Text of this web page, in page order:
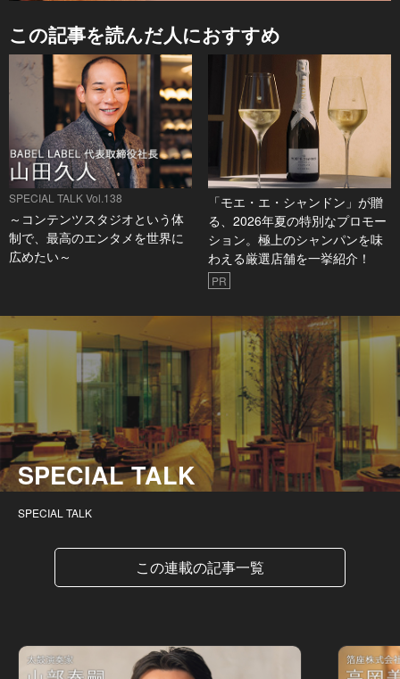
この記事を読んだ人におすすめ
SPECIAL TALK Vol.138
～コンテンツスタジオという体
制で、最高のエンタメを世界に
広めたい～
「モエ・エ・シャンドン」が贈
る、2026年夏の特別なプロモー
ション。極上のシャンパンを味
わえる厳選店舗を一挙紹介！
PR
SPECIAL TALK
SPECIAL TALK
この連載の記事一覧